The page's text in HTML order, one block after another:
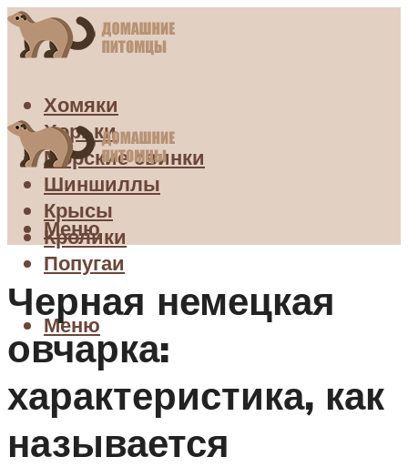
Хомяки
Хорьки
Морские свинки
Шиншиллы
Крысы
Кролики
Попугаи
Меню
Меню
Черная немецкая
овчарка:
характеристика, как
называется